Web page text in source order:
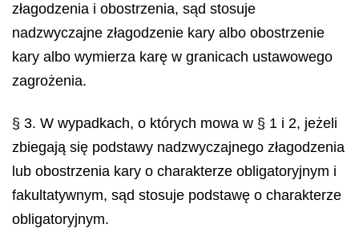
złagodzenia i obostrzenia, sąd stosuje
nadzwyczajne złagodzenie kary albo obostrzenie
kary albo wymierza karę w granicach ustawowego
zagrożenia.
§ 3. W wypadkach, o których mowa w § 1 i 2, jeżeli
zbiegają się podstawy nadzwyczajnego złagodzenia
lub obostrzenia kary o charakterze obligatoryjnym i
fakultatywnym, sąd stosuje podstawę o charakterze
obligatoryjnym.